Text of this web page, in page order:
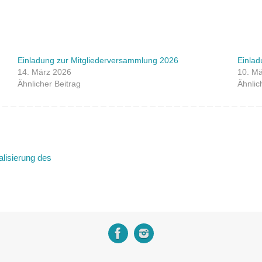
Einladung zur Mitgliederversammlung 2026
14. März 2026
Ähnlicher Beitrag
10.
des